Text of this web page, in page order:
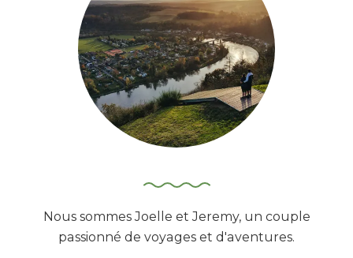
Nous sommes Joelle et Jeremy, un couple
passionné de voyages et d'aventures.